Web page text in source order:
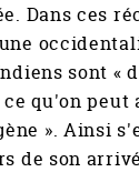
Dans ces
sont «
qu'on peut
». Ainsi
de son